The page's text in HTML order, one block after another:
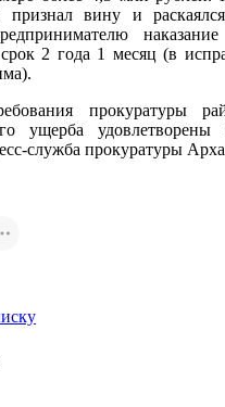
признал вину и
2 года 1 месяц (в
прокуратуры
ущерба
служба прокуратуры